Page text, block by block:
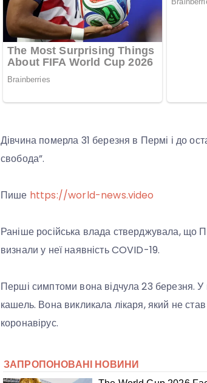
Дівчина померла 31 березня в Пермі і до
свобода”.
Пише https://world-news.video
Раніше російська влада стверджувала, що
визнали у неї наявність COVID-19.
Перші симптоми вона відчула 23 березня. У
кашель. Вона викликала лікаря, який не став
коронавірус.